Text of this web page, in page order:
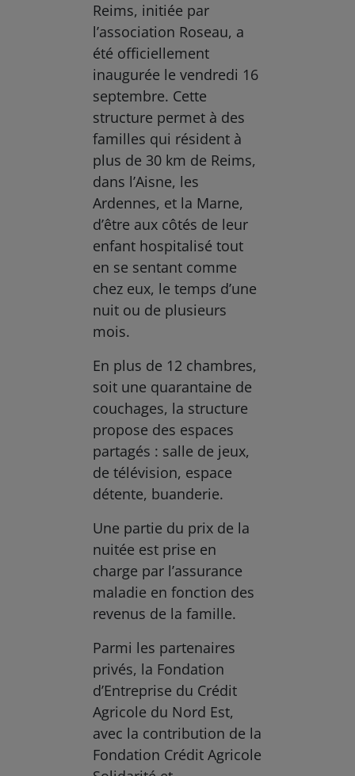
Reims, initiée par
l’association Roseau, a
été officiellement
inaugurée le vendredi 16
septembre. Cette
structure permet à des
familles qui résident à
plus de 30 km de Reims,
dans l’Aisne, les
Ardennes, et la Marne,
d’être aux côtés de leur
enfant hospitalisé tout
en se sentant comme
chez eux, le temps d’une
nuit ou de plusieurs
mois.
En plus de 12 chambres,
soit une quarantaine de
couchages, la structure
propose des espaces
partagés : salle de jeux,
de télévision, espace
détente, buanderie.
Une partie du prix de la
nuitée est prise en
charge par l’assurance
maladie en fonction des
revenus de la famille.
Parmi les partenaires
privés, la Fondation
d’Entreprise du Crédit
Agricole du Nord Est,
avec la contribution de la
Fondation Crédit Agricole